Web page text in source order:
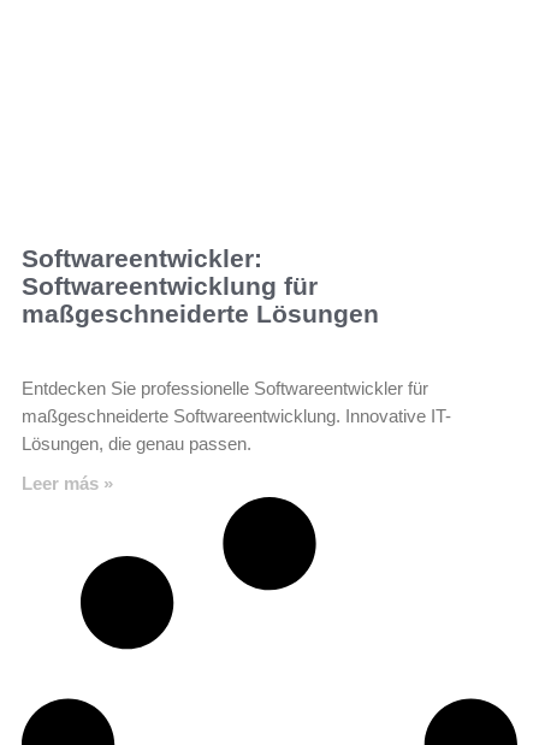
Softwareentwickler:
Softwareentwicklung für
maßgeschneiderte Lösungen
Entdecken Sie professionelle Softwareentwickler für
maßgeschneiderte Softwareentwicklung. Innovative IT-
Lösungen, die genau passen.
Leer más »